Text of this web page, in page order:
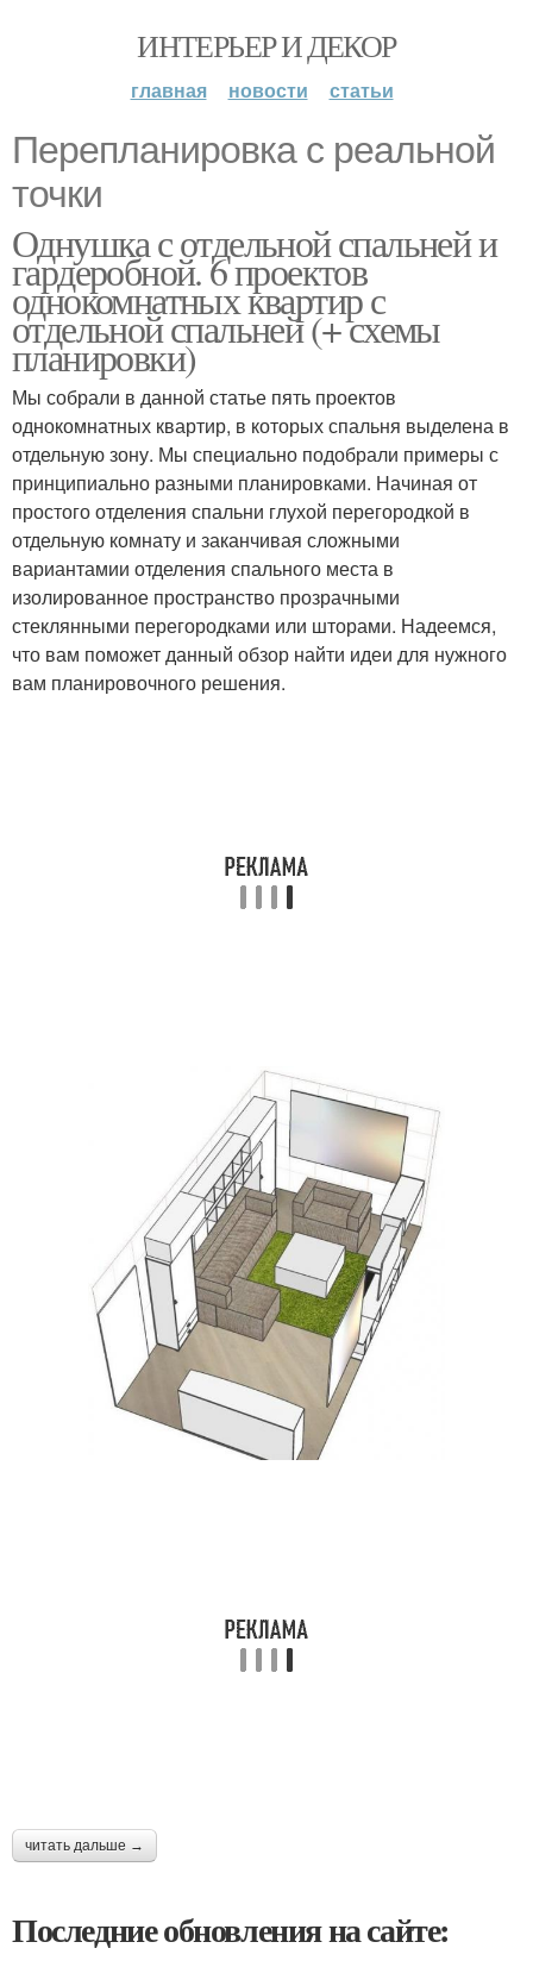
ИНТЕРЬЕР И ДЕКОР
главная новости статьи
Перепланировка с реальной
точки
Однушка с отдельной спальней и
гардеробной. 6 проектов
однокомнатных квартир с
отдельной спальней (+ схемы
планировки)
Мы собрали в данной статье пять проектов
однокомнатных квартир, в которых спальня выделена в
отдельную зону. Мы специально подобрали примеры с
принципиально разными планировками. Начиная от
простого отделения спальни глухой перегородкой в
отдельную комнату и заканчивая сложными
вариантамии отделения спального места в
изолированное пространство прозрачными
стеклянными перегородками или шторами. Надеемся,
что вам поможет данный обзор найти идеи для нужного
вам планировочного решения.
читать дальше →
Последние обновления на сайте: